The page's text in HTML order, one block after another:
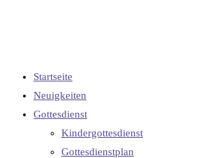
Startseite
Neuigkeiten
Gottesdienst
Kindergottesdienst
Gottesdienstplan